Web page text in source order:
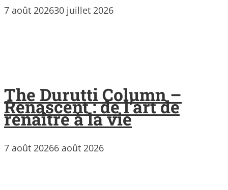
7 août 202630 juillet 2026
The Durutti Column –
Renascent : de l’art de
renaître à la vie
7 août 20266 août 2026